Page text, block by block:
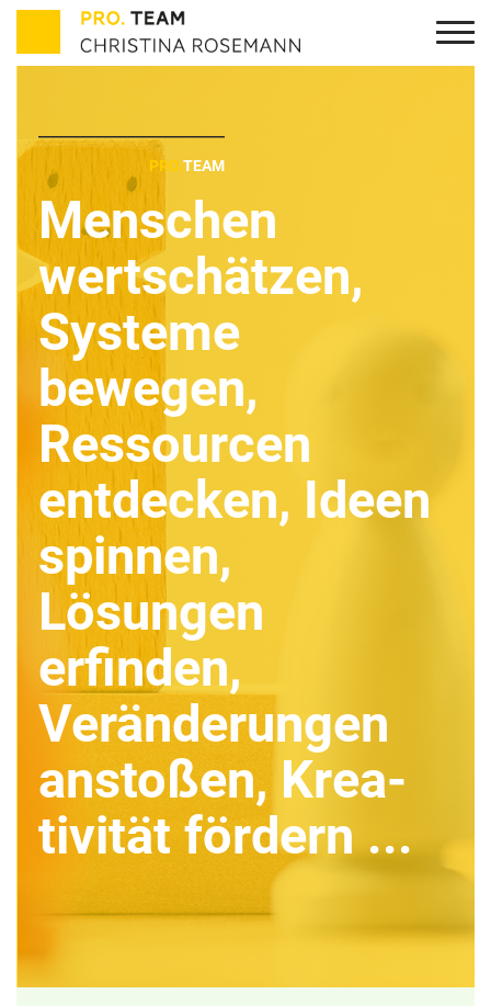
PRO.TEAM
Menschen
wertschätzen,
Systeme
bewegen,
Ressourcen
entdecken, Ideen
spinnen,
Lösungen
erfinden,
Veränderungen
anstoßen, Krea­
tivität fördern ...